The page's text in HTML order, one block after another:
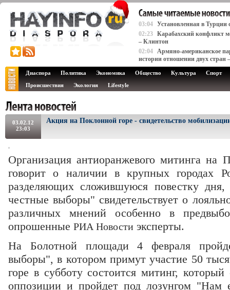
03:04 Установленная в Турции
02:23 Карабахский конфликт
– Клинтон
02:04 Армяно-американское
истории отношении двух стран
Диаспора Политика Экономика Общество Культура
Спорт
Происшествия
Экология Lifestyle
03.02.12
23:03
Акция на Поклонной горе - свидетельство
Организация антиоранжевого митинга на
говорит о наличии в крупных городах
разделяющих сложившуюся повестку
честные выборы" свидетельствует о
различных мнений особенно в
опрошенные РИА Новости эксперты.
На Болотной площади 4 февраля
выборы", в котором примут участие 50
горе в субботу состоится митинг,
оппозиции и пройдет под лозунгом "Нам